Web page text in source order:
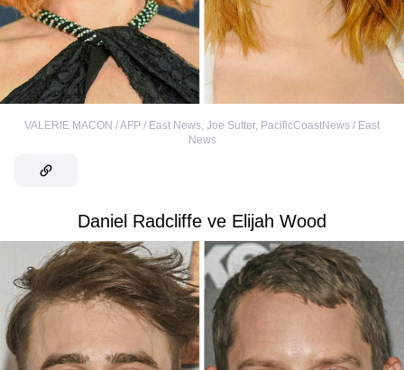
VALERIE MACON / AFP / East News Joe Sutter, PacificCoastNews / East
News
Daniel Radcliffe ve Elijah Wood